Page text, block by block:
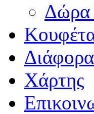
Δώρα
Χάρτης